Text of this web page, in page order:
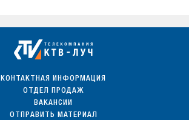
КОНТАКТНАЯ ИНФОРМАЦИЯ
ОТДЕЛ ПРОДАЖ
ВАКАНСИИ
ОТПРАВИТЬ МАТЕРИАЛ